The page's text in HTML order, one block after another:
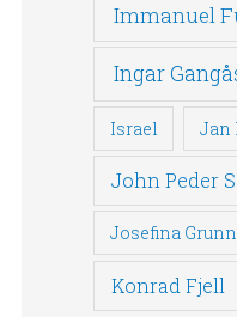
Immanuel
Ingar
Israel Jan
John Peder
Josefina
Konrad Fjell